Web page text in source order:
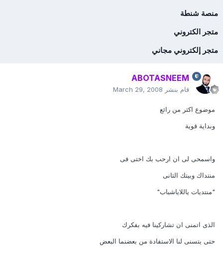
منصة شنطة
متجر الكتروني
متجر إلكتروني مجاني
ABOTASNEEM
قام بنشر March 29, 2008
موضوع اكثر من رائع
وبداية قوية
واسمحى لى ان ارحب بك اختى فى
منتداك وبيتك الثانى
"منتديات ياللاياشباب"
الذى اتمنى ان تشاركينا فيه بفكرك
حتى يتسنى لنا الاستفادة من بعضنما البعض